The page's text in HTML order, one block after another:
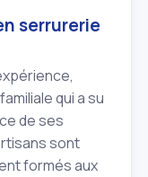
serrurerie
qui a su
de ses
sont
formés aux